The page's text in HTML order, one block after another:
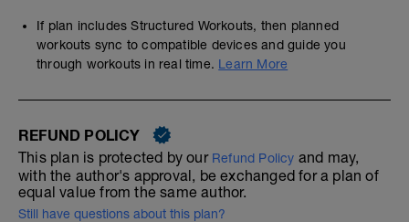
If plan includes Structured Workouts, then planned
workouts sync to compatible devices and guide you
through workouts in real time. Learn More
REFUND POLICY
This plan is protected by our Refund Policy and may,
with the author's approval, be exchanged for a plan of
equal value from the same author.
Still have questions about this plan?